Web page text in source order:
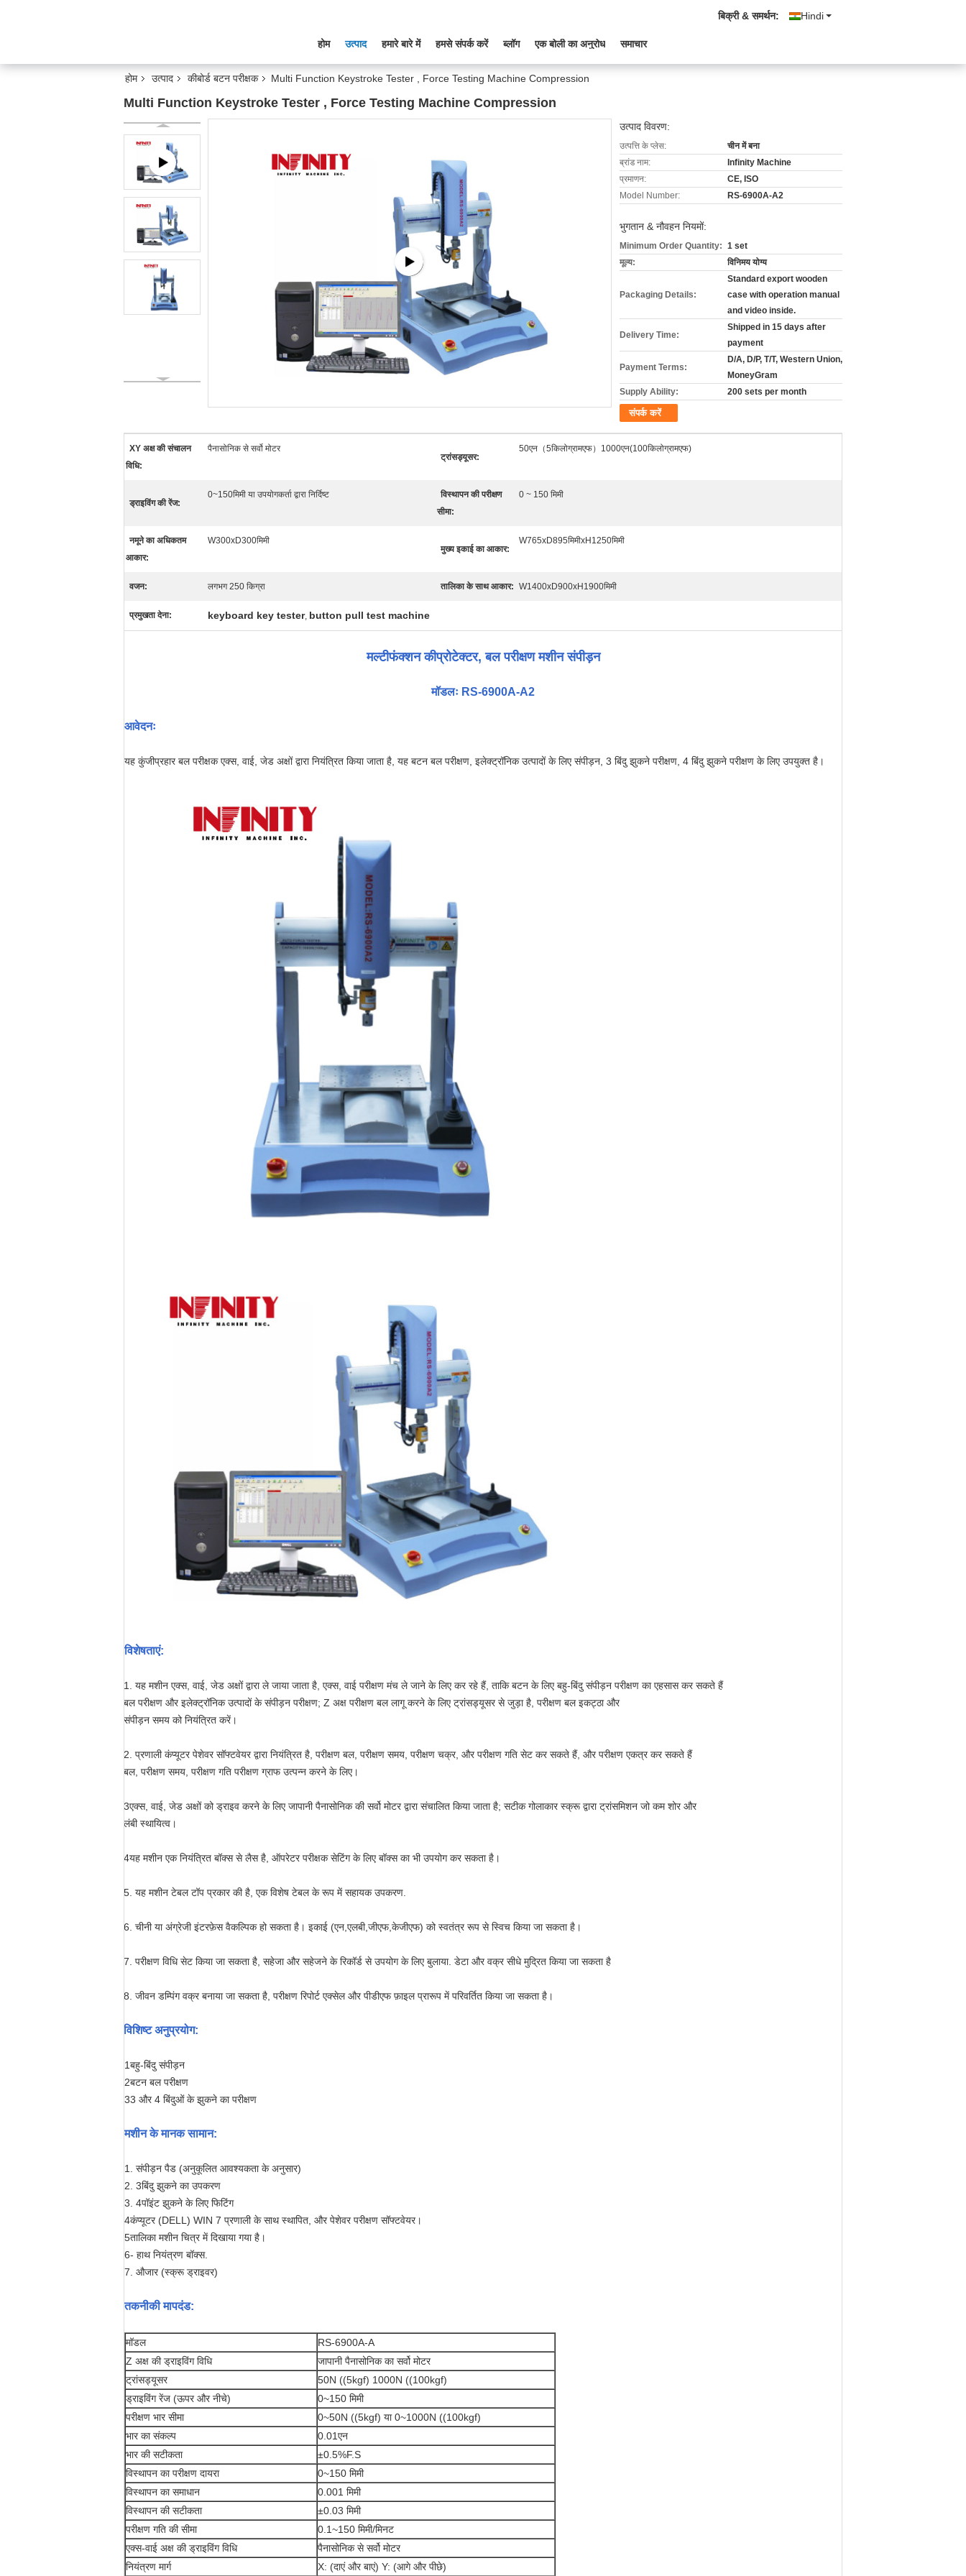
Hindi
बिक्री & समर्थन:
होम उत्पाद हमारे बारे में हमसे संपर्क करें ब्लॉग एक बोली का अनुरोध समाचार
होम उत्पाद कीबोर्ड बटन परीक्षक Multi Function Keystroke Tester , Force Testing Machine Compression
Multi Function Keystroke Tester , Force Testing Machine Compression
उत्पाद विवरण:
उत्पत्ति के प्लेस:
चीन में बना
ब्रांड नाम:
Infinity Machine
प्रमाणन:
CE, ISO
Model Number:
RS-6900A-A2
भुगतान & नौवहन नियमों:
Minimum Order Quantity: 1 set
मूल्य:
विनिमय योग्य
Packaging Details:
Standard export wooden
case with operation manual
and video inside.
Delivery Time:
Shipped in 15 days after
payment
Payment Terms:
D/A, D/P, T/T, Western Union,
MoneyGram
Supply Ability:
200 sets per month
संपर्क करें
XY अक्ष की संचालन
विधि:
पैनासोनिक से सर्वो मोटर
ट्रांसड्यूसर:
50एन（5किलोग्रामएफ）1000एन(100किलोग्रामएफ)
ड्राइविंग की रेंज:
0~150मिमी या उपयोगकर्ता द्वारा निर्दिष्ट
विस्थापन की परीक्षण
सीमा:
0 ~ 150 मिमी
नमूने का अधिकतम
आकार:
W300xD300मिमी
मुख्य इकाई का आकार:
W765xD895मिमीxH1250मिमी
वजन: लगभग 250 किग्रा तालिका के साथ आकार: W1400xD900xH1900मिमी
प्रमुखता देना: keyboard key tester, button pull test machine
मल्टीफंक्शन कीप्रोटेक्टर, बल परीक्षण मशीन संपीड़न
मॉडलः RS-6900A-A2
आवेदनः
यह कुंजीप्रहार बल परीक्षक एक्स, वाई, जेड अक्षों द्वारा नियंत्रित किया जाता है, यह बटन बल परीक्षण, इलेक्ट्रॉनिक उत्पादों के लिए संपीड़न, 3 बिंदु झुकने परीक्षण, 4 बिंदु झुकने परीक्षण के लिए उपयुक्त है।
विशेषताएं:
1. यह मशीन एक्स, वाई, जेड अक्षों द्वारा ले जाया जाता है, एक्स, वाई परीक्षण मंच ले जाने के लिए कर रहे हैं, ताकि बटन के लिए बहु-बिंदु संपीड़न परीक्षण का एहसास कर सकते हैं
बल परीक्षण और इलेक्ट्रॉनिक उत्पादों के संपीड़न परीक्षण; Z अक्ष परीक्षण बल लागू करने के लिए ट्रांसड्यूसर से जुड़ा है, परीक्षण बल इकट्ठा और
संपीड़न समय को नियंत्रित करें।
2. प्रणाली कंप्यूटर पेशेवर सॉफ्टवेयर द्वारा नियंत्रित है, परीक्षण बल, परीक्षण समय, परीक्षण चक्र, और परीक्षण गति सेट कर सकते हैं, और परीक्षण एकत्र कर सकते हैं
बल, परीक्षण समय, परीक्षण गति परीक्षण ग्राफ उत्पन्न करने के लिए।
3एक्स, वाई, जेड अक्षों को ड्राइव करने के लिए जापानी पैनासोनिक की सर्वो मोटर द्वारा संचालित किया जाता है; सटीक गोलाकार स्क्रू द्वारा ट्रांसमिशन जो कम शोर और
लंबी स्थायित्व।
4यह मशीन एक नियंत्रित बॉक्स से लैस है, ऑपरेटर परीक्षक सेटिंग के लिए बॉक्स का भी उपयोग कर सकता है।
5. यह मशीन टेबल टॉप प्रकार की है, एक विशेष टेबल के रूप में सहायक उपकरण.
6. चीनी या अंग्रेजी इंटरफ़ेस वैकल्पिक हो सकता है। इकाई (एन,एलबी,जीएफ,केजीएफ) को स्वतंत्र रूप से स्विच किया जा सकता है।
7. परीक्षण विधि सेट किया जा सकता है, सहेजा और सहेजने के रिकॉर्ड से उपयोग के लिए बुलाया. डेटा और वक्र सीधे मुद्रित किया जा सकता है
8. जीवन डम्पिंग वक्र बनाया जा सकता है, परीक्षण रिपोर्ट एक्सेल और पीडीएफ फ़ाइल प्रारूप में परिवर्तित किया जा सकता है।
विशिष्ट अनुप्रयोग:
1बहु-बिंदु संपीड़न
2बटन बल परीक्षण
33 और 4 बिंदुओं के झुकने का परीक्षण
मशीन के मानक सामान:
1. संपीड़न पैड (अनुकूलित आवश्यकता के अनुसार)
2. 3बिंदु झुकने का उपकरण
3. 4पॉइंट झुकने के लिए फिटिंग
4कंप्यूटर (DELL) WIN 7 प्रणाली के साथ स्थापित, और पेशेवर परीक्षण सॉफ्टवेयर।
5तालिका मशीन चित्र में दिखाया गया है।
6- हाथ नियंत्रण बॉक्स.
7. औजार (स्क्रू ड्राइवर)
तकनीकी मापदंड:
मॉडल
RS-6900A-A
Z अक्ष की ड्राइविंग विधि
जापानी पैनासोनिक का सर्वो मोटर
ट्रांसड्यूसर
50N ((5kgf) 1000N ((100kgf)
ड्राइविंग रेंज (ऊपर और नीचे)
0~150 मिमी
परीक्षण भार सीमा
0~50N ((5kgf) या 0~1000N ((100kgf)
भार का संकल्प
0.01एन
भार की सटीकता
±0.5%F.S
विस्थापन का परीक्षण दायरा
0~150 मिमी
विस्थापन का समाधान
0.001 मिमी
विस्थापन की सटीकता
±0.03 मिमी
परीक्षण गति की सीमा
0.1~150 मिमी/मिनट
एक्स-वाई अक्ष की ड्राइविंग विधि
पैनासोनिक से सर्वो मोटर
नियंत्रण मार्ग
X: (दाएं और बाएं) Y: (आगे और पीछे)